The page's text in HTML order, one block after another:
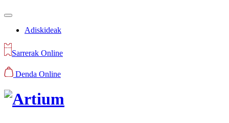
Adiskideak
Sarrerak Online
Denda Online